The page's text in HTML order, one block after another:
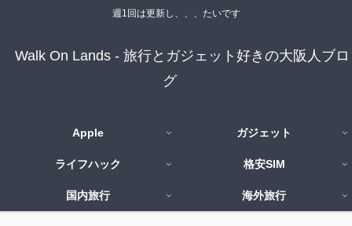
週1回は更新し、、、たいです
Walk On Lands - 旅行とガジェット好きの大阪人ブロ
グ
Apple ガジェット
ライフハック 格安SIM
国内旅行 海外旅行